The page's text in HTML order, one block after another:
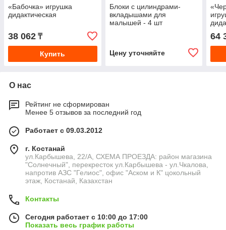
«Бабочка» игрушка
дидактическая
38 062 ₸
Купить
Блоки с цилиндрами-
вкладышами для
малышей - 4 шт
Цену уточняйте
64
О нас
Рейтинг не сформирован
Менее 5 отзывов за последний год
Работает с 09.03.2012
г. Костанай
ул.Карбышева, 22/А, СХЕМА ПРОЕЗДА: район магазина
"Солнечный", перекресток ул.Карбышева - ул.Чкалова,
напротив АЗС "Гелиос", офис "Аском и К" цокольный
этаж, Костанай, Казахстан
Контакты
Сегодня работает с 10:00 до 17:00
Показать весь график работы